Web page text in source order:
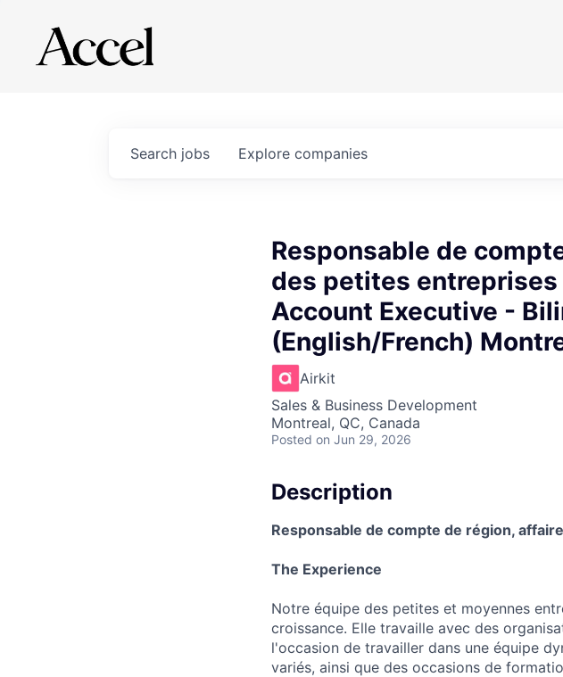
Search jobs Explore companies
Responsable de
des petites
Account Executive -
(English/French)
Airkit
Sales & Business Development
Montreal, QC, Canada
Posted on Jun 29, 2026
Description
Responsable de compte de région,
The Experience
Notre équipe des petites et moyennes
croissance. Elle travaille avec des
l'occasion de travailler dans une équipe
variés, ainsi que des occasions de